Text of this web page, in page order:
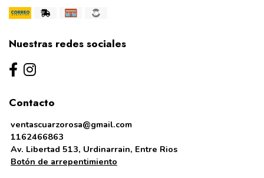
Nuestras redes sociales
Contacto
ventascuarzorosa@gmail.com
1162466863
Av. Libertad 513, Urdinarrain, Entre Rios
Botón de arrepentimiento